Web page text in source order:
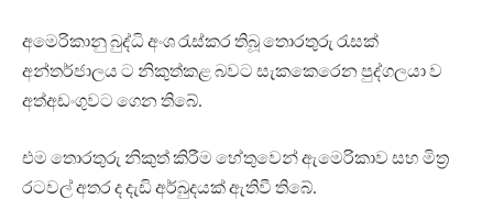
අමෙරිකානු බුද්ධි අංශ රැස්කර තිබූ තොරතුරු රැසක්
අන්තර්ජාලය ට නිකුත්කළ බවට සැකකෙරෙන පුද්ගලයා ව
අත්අඩංගුවට ගෙන තිබේ.
එම තොරතුරු නිකුත් කිරීම හේතුවෙන් ඇමෙරිකාව සහ මිත්‍ර
රටවල් අතර ද දැඩි අර්බුදයක් ඇතිවී තිබේ.